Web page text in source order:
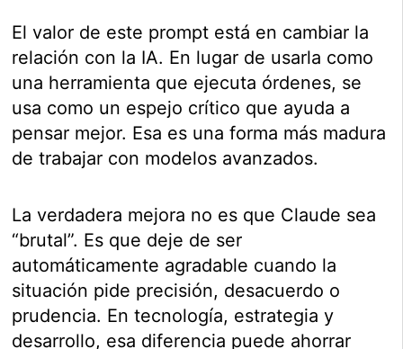
El valor de este prompt está en cambiar la
relación con la IA. En lugar de usarla como
una herramienta que ejecuta órdenes, se
usa como un espejo crítico que ayuda a
pensar mejor. Esa es una forma más madura
de trabajar con modelos avanzados.
La verdadera mejora no es que Claude sea
“brutal”. Es que deje de ser
automáticamente agradable cuando la
situación pide precisión, desacuerdo o
prudencia. En tecnología, estrategia y
desarrollo, esa diferencia puede ahorrar